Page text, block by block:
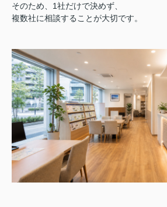
そのため、1社だけで決めず、
複数社に相談することが大切です。